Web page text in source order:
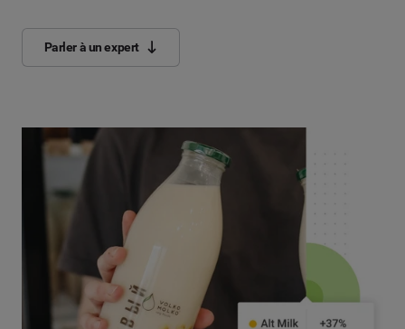
Parler à un expert